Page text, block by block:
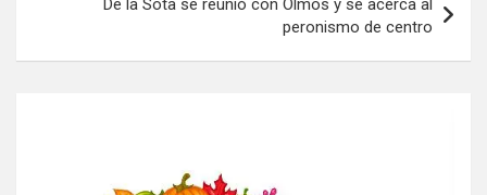
peronismo de centro